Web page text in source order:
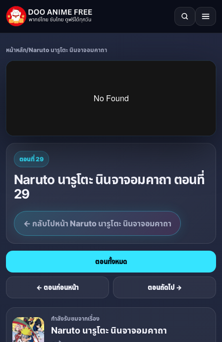
หน้าหลัก/Naruto นารูโตะ นินจาจอมคาถา
ตอนที่ 29
Naruto นารูโตะ นินจาจอมคาถา ตอนที่
29
← กลับไปหน้า Naruto นารูโตะ นินจาจอมคาถา
← ตอนก่อนหน้า
ตอนทั้งหมด
ตอนถัดไป →
กำลังรับชมจากเรื่อง
Naruto นารูโตะ นินจาจอมคาถา